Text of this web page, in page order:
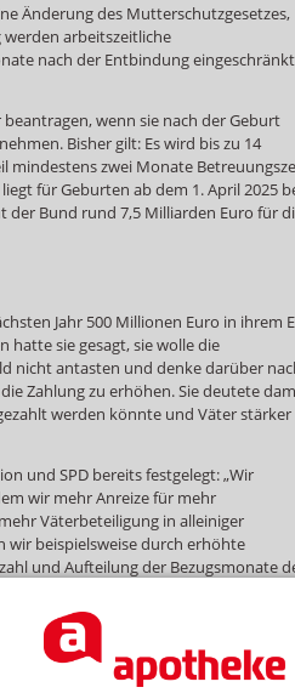
Änderung des Mutterschutzgesetzes,
werden arbeitszeitliche
nach der Entbindung
wenn sie nach der Geburt
Bisher gilt: Es wird bis zu 14
mindestens zwei Monate
für Geburten ab dem 1. April 2025
der Bund rund 7,5 Milliarden Euro für
Jahr 500 Millionen Euro in ihrem
hatte sie gesagt, sie wolle die
nicht antasten und denke darüber
Zahlung zu erhöhen. Sie deutete
werden könnte und Väter stärker
und SPD bereits festgelegt: „Wir
wir mehr Anreize für mehr
Väterbeteiligung in alleiniger
wir beispielsweise durch erhöhte
und Aufteilung der Bezugsmonate
die Einkommensgrenze sowie den